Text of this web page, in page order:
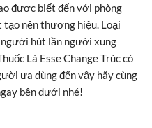
được biết đến với phòng
nên thương hiệu. Loại
hút lần người xung
Lá Esse Change Trúc có
ưa dùng đến vậy hãy cùng
bên dưới nhé!